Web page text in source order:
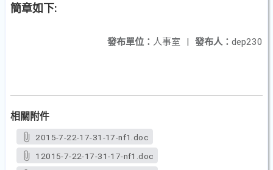
簡章如下:
發布人： dep230
發布單位： 人事室 |
相關附件
2015-7-22-17-31-17-nf1.doc
12015-7-22-17-31-17-nf1.doc